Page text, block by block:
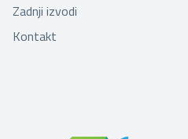
Zadnji izvodi
Kontakt